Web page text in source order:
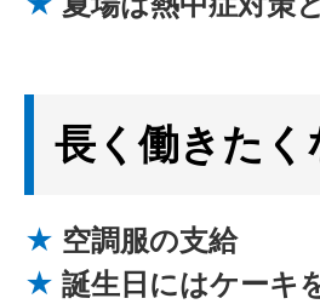
長く働きた
★ 空調服の支給
★ 誕生日にはケーキ